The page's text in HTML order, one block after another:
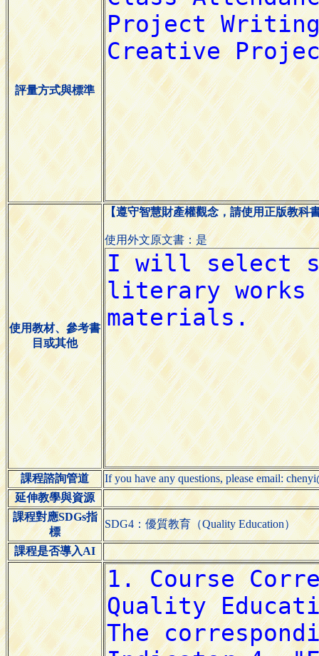
評量方式與標準
使用教材、參考書
目或其他
【遵守智慧財產權觀念，請使用正版教科
使用外文原文書：是
課程諮詢管道
If you have any questions, please email:
延伸教學與資源
課程對應SDGs指
標
SDG4：優質教育（Quality Education）
課程是否導入AI